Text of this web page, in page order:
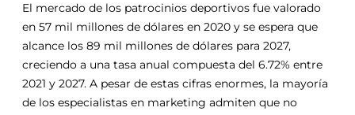
El mercado de los patrocinios deportivos fue valorado
en 57 mil millones de dólares en 2020 y se espera que
alcance los 89 mil millones de dólares para 2027,
creciendo a una tasa anual compuesta del 6.72% entre
2021 y 2027. A pesar de estas cifras enormes, la mayoría
de los especialistas en marketing admiten que no